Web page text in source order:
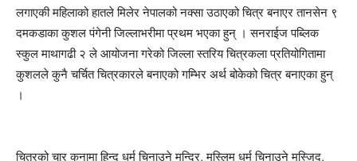
लगाएकी महिलाको हातले मिलेर नेपालको नक्सा उठाएको चित्र बनाएर तानसेन ९
दमकडाका कुशल पंगेनी जिल्लाभरीमा प्रथम भएका हुन् । सनराईज पब्लिक
स्कुल माथागढी २ ले आयोजना गरेको जिल्ला स्तरिय चित्रकला प्रतियोगितामा
कुशलले कुनै चर्चित चित्रकारले बनाएको गम्भिर अर्थ बोकेको चित्र बनाएका हुन्
।
चित्रको चार कुनामा हिन्दु धर्म चिनाउने मन्दिर, मुस्लिम धर्म चिनाउने मस्जिद,